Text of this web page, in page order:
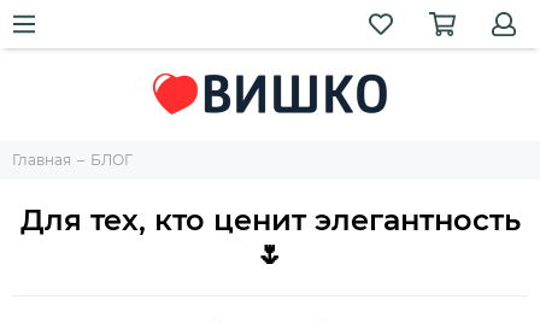
Главная БЛОГ
Для тех, кто ценит элегантность
🌷